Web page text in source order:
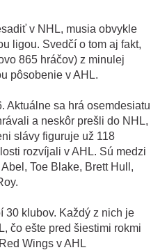
v NHL, musia obvykle
ligou. Svedčí o tom aj fakt,
865 hráčov) z minulej
pôsobenie v AHL.
Aktuálne sa hrá osemdesiatu
a neskôr prešli do NHL,
slávy figuruje už 118
rozvíjali v AHL. Sú medzi
Toe Blake, Brett Hull,
30 klubov. Každý z nich je
čo ešte pred šiestimi rokmi
Wings v AHL